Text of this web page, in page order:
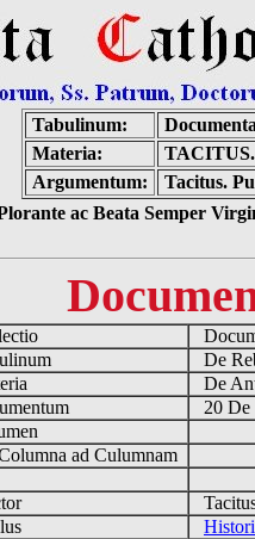
Tabulinum:
Materia:
Argumentum:
Tacitus.
ac Beata Semper
De
De
20
ad Culumnam